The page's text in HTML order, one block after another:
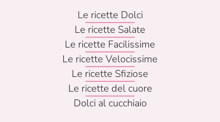
Le ricette Dolci
Le ricette Salate
Le ricette Facilissime
Le ricette Velocissime
Le ricette Sfiziose
Le ricette del cuore
Dolci al cucchiaio